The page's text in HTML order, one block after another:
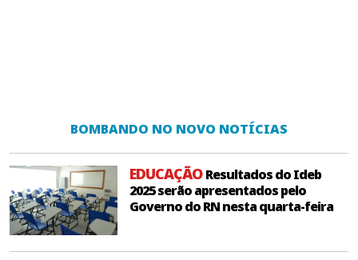
BOMBANDO NO NOVO NOTÍCIAS
EDUCAÇÃOResultados do Ideb
2025 serão apresentados pelo
Governo do RN nesta quarta-feira